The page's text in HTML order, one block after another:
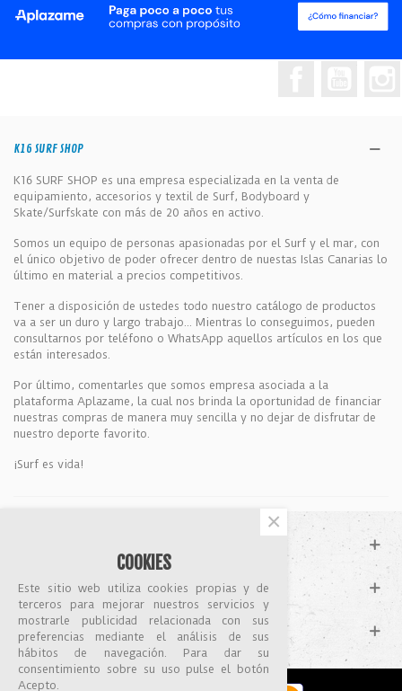
K16 SURF SHOP
K16 SURF SHOP es una empresa especializada en la venta de
equipamiento, accesorios y textil de Surf, Bodyboard y
Skate/Surfskate con más de 20 años en activo.
Somos un equipo de personas apasionadas por el Surf y el mar, con
el único objetivo de poder ofrecer dentro de nuestas Islas Canarias lo
último en material a precios competitivos.
Tener a disposición de ustedes todo nuestro catálogo de productos
va a ser un duro y largo trabajo... Mientras lo conseguimos, pueden
consultarnos por teléfono o WhatsApp aquellos artículos en los que
están interesados.
Por último, comentarles que somos empresa asociada a la
plataforma Aplazame, la cual nos brinda la oportunidad de financiar
nuestras compras de manera muy sencilla y no dejar de disfrutar de
nuestro deporte favorito.
¡Surf es vida!
CATÁLOGO
MI CUENTA
COOKIES
Este sitio web utiliza cookies propias y de
terceros para mejorar nuestros servicios y
mostrarle publicidad relacionada con sus
preferencias mediante el análisis de sus
hábitos de navegación. Para dar su
consentimiento sobre su uso pulse el botón
Acepto.
×